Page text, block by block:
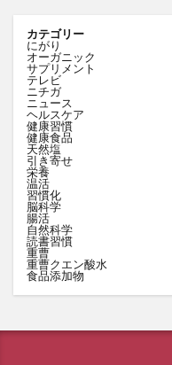
カテゴリー
にがり
オーガニック
サプリメント
テレビ
ニチガ
ニュース
ヘルスケア
健康習慣
健康食品
天然塩
引き寄せ
栄養
温活
習慣化
脳科学
腸活
自然科学
読書習慣
重曹
重曹クエン酸水
食品添加物